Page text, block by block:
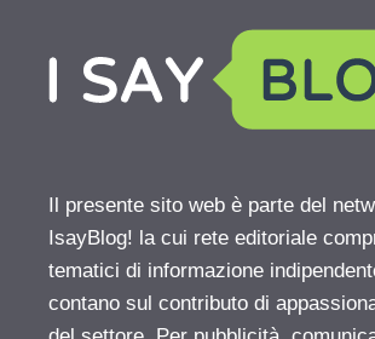
Il presente sito web è parte del
IsayBlog! la cui rete editoriale
tematici di informazione
contano sul contributo di